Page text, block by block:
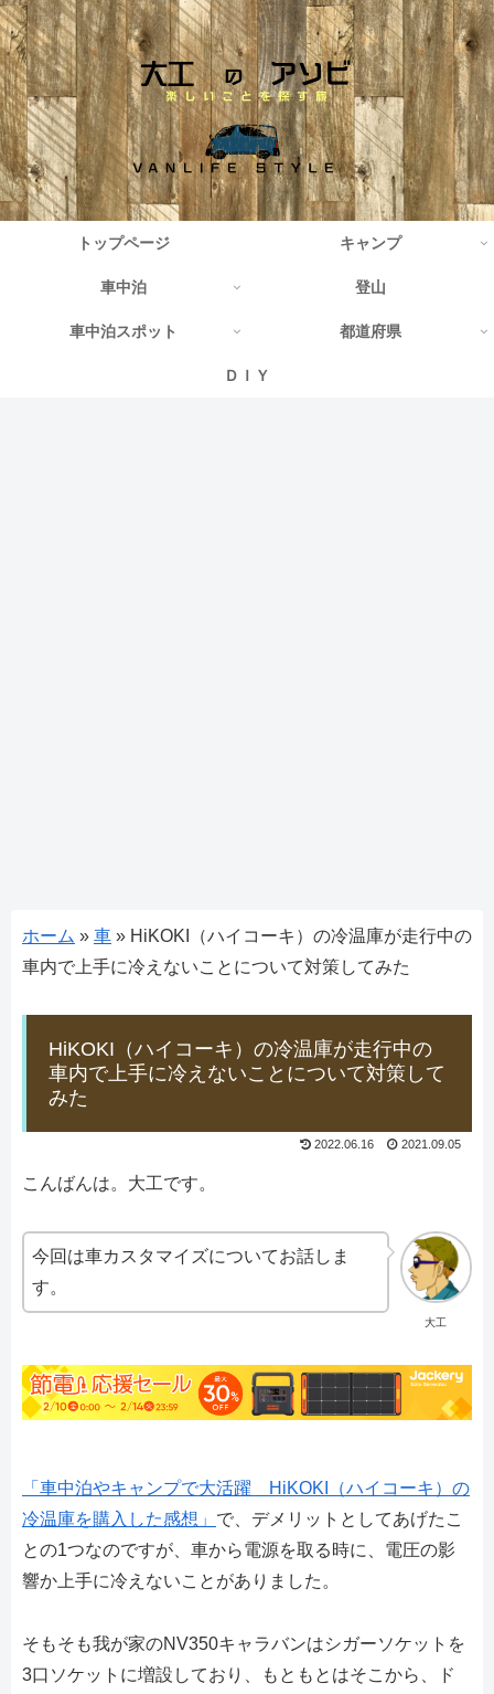
トップページ キャンプ
車中泊 登山
車中泊スポット 都道府県
ＤＩＹ
ホーム » 車 » HiKOKI（ハイコーキ）の冷温庫が走行中の
車内で上手に冷えないことについて対策してみた
HiKOKI（ハイコーキ）の冷温庫が走行中の
車内で上手に冷えないことについて対策して
みた
2022.06.16 2021.09.05
こんばんは。大工です。
大工
今回は車カスタマイズについてお話しま
す。
「車中泊やキャンプで大活躍 HiKOKI（ハイコーキ）の
冷温庫を購入した感想」 で、デメリットとしてあげたこ
との1つなのですが、車から電源を取る時に、電圧の影
響か上手に冷えないことがありました。
そもそも我が家のNV350キャラバンはシガーソケットを
3口ソケットに増設しており、もともとはそこから、ド